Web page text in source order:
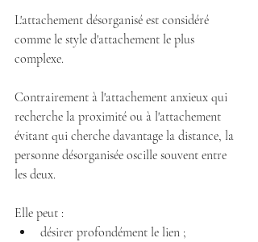
L'attachement désorganisé est considéré
comme le style d'attachement le plus
complexe.
Contrairement à l'attachement anxieux qui
recherche la proximité ou à l'attachement
évitant qui cherche davantage la distance, la
personne désorganisée oscille souvent entre
les deux.
Elle peut :
désirer profondément le lien ;